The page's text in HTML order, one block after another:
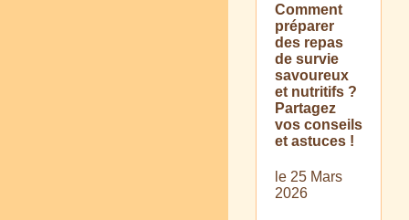
Comment
préparer
des repas
de survie
savoureux
et nutritifs ?
Partagez
vos conseils
et astuces !
le 25 Mars
2026